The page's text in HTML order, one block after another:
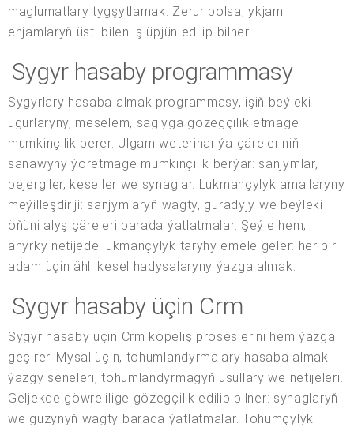
maglumatlary tygşytlamak. Zerur bolsa, ykjam
enjamlaryň üsti bilen iş üpjün edilip bilner.
Sygyr hasaby programmasy
Sygyrlary hasaba almak programmasy, işiň beýleki
ugurlaryny, meselem, saglyga gözegçilik etmäge
mümkinçilik berer. Ulgam weterinariýa çäreleriniň
sanawyny ýöretmäge mümkinçilik berýär: sanjymlar,
bejergiler, keseller we synaglar. Lukmançylyk amallaryny
meýilleşdiriji: sanjymlaryň wagty, guradyjy we beýleki
öňüni alyş çäreleri barada ýatlatmalar. Şeýle hem,
ahyrky netijede lukmançylyk taryhy emele geler: her bir
adam üçin ähli kesel hadysalaryny ýazga almak.
Sygyr hasaby üçin Crm
Sygyr hasaby üçin Crm köpeliş proseslerini hem ýazga
geçirer. Mysal üçin, tohumlandyrmalary hasaba almak:
ýazgy seneleri, tohumlandyrmagyň usullary we netijeleri.
Geljekde göwrelilige gözegçilik edilip bilner: synaglaryň
we guzynyň wagty barada ýatlatmalar. Tohumçylyk